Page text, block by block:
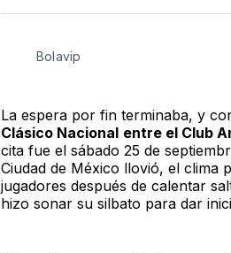
Bolavip
La espera por fin terminaba, y
Clásico Nacional entre el Club
cita fue el sábado 25 de
Ciudad de México llovió, el clima
jugadores después de calentar
hizo sonar su silbato para dar